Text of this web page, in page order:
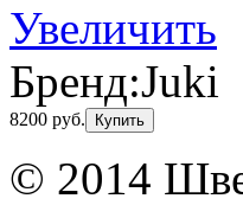
Увеличить
Бренд:Juki
8200 руб. Купить
© 2014